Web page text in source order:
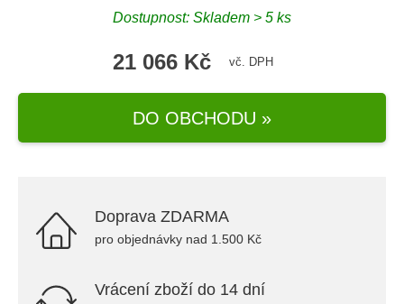
Dostupnost: Skladem > 5 ks
21 066 Kč vč. DPH
DO OBCHODU »
Doprava ZDARMA
pro objednávky nad 1.500 Kč
Vrácení zboží do 14 dní